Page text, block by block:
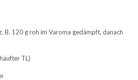
B. 120 g roh im Varoma gedämpft, danach
TL)